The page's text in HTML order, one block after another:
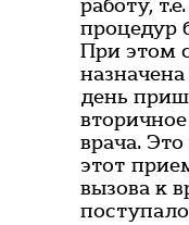
работу,
процедур
При этом
день
врача.
этот
вызова к